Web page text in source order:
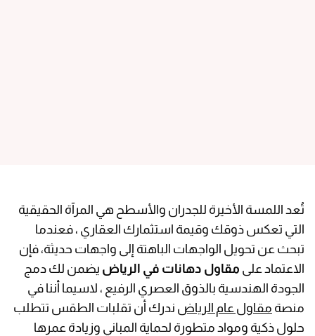
تُعد اللمسة الأخيرة للجدران والأسطح هي المرآة الحقيقية
التي تعكس ذوقك وقيمة استثمارك العقاري ، فعندما
تبحث عن تحويل الواجهات الباهتة إلى واجهات حديثة، فإن
الاعتماد على مقاول دهانات في الرياض يضمن لك دمج
الجودة الهندسية بالذوق العصري الرفيع ، لاسيما أننا في
منصة مقاول عام الرياض ندرك أن تقلبات الطقس تتطلب
حلول ذكية ومواد متطورة لحماية المباني وزيادة عمرها